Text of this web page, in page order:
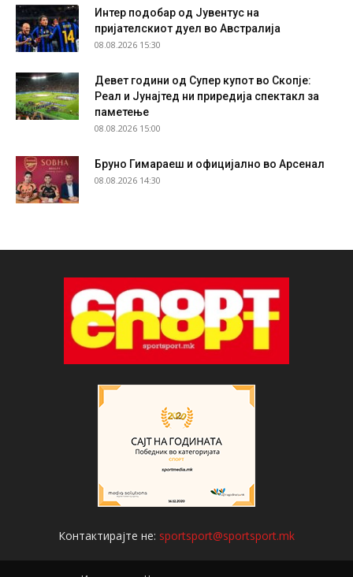
Интер подобар од Јувентус на
пријателскиот дуел во Австралија
08.08.2026 15:30
Девет години од Супер купот во Скопје:
Реал и Јунајтед ни приредија спектакл за
паметење
08.08.2026 15:00
Бруно Гимараеш и официјално во Арсенал
08.08.2026 14:30
Контактирајте не: sportsport@sportsport.mk